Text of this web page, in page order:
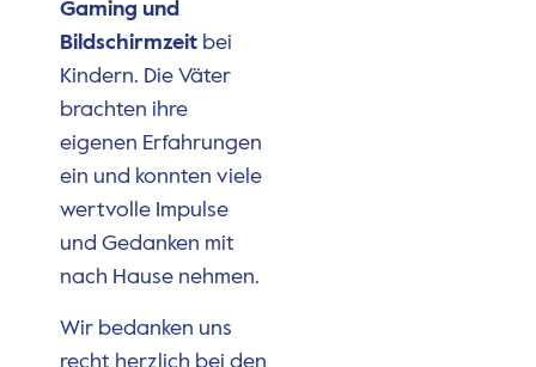
Gaming und
Bildschirmzeit bei
Kindern. Die Väter
brachten ihre
eigenen Erfahrungen
ein und konnten viele
wertvolle Impulse
und Gedanken mit
nach Hause nehmen.
Wir bedanken uns
recht herzlich bei den